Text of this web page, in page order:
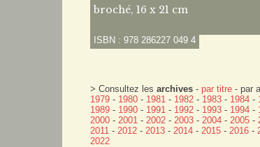
broché, 16 x 21 cm
ISBN : 978 286227 049 4
> Consultez les archives - par titre - par
1979 - 1980 - 1981 - 1982 - 1983 - 1984 -
1989 - 1990 - 1991 - 1992 - 1993 - 1994 -
2000 - 2001 - 2002 - 2003 - 2004 - 2005 -
2011 - 2012 - 2013 - 2014 - 2015 - 2016 -
2022